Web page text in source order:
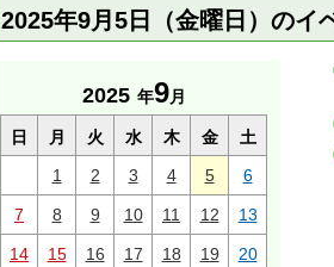
2025年9月5日（金曜日）のイ
2025 年9月
日 月 火 水 木 金
土
1
2 3 4 5 6
7 8 9 10 11 12 13
14 15 16 17 18 19 20